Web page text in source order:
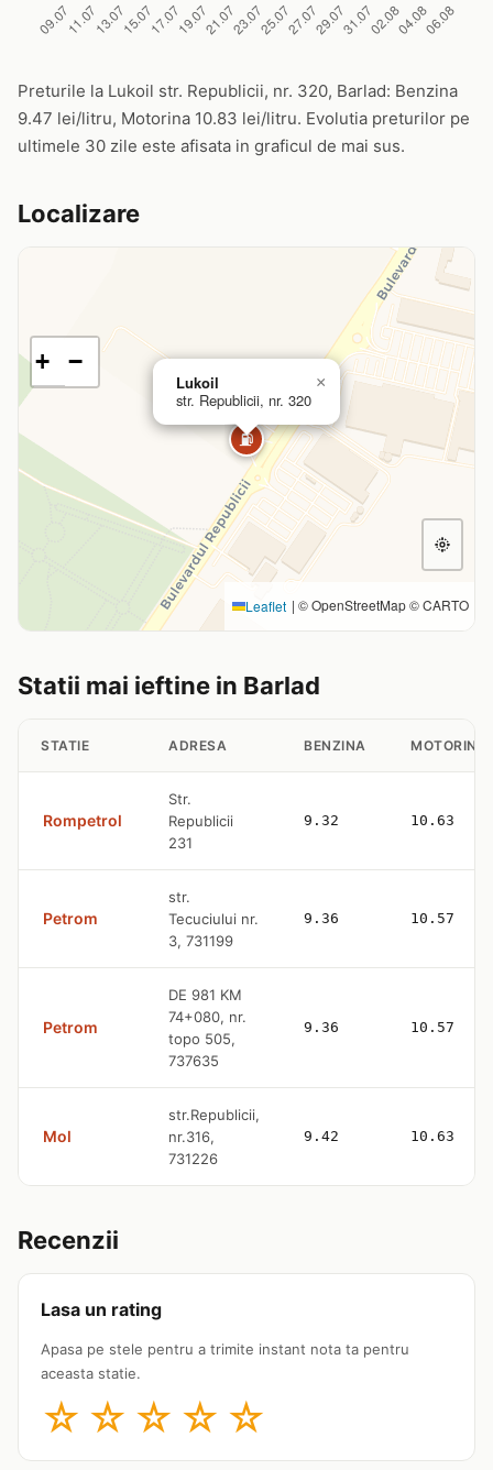
Preturile la Lukoil str. Republicii, nr. 320, Barlad: Benzina
9.47 lei/litru, Motorina 10.83 lei/litru. Evolutia preturilor pe
ultimele 30 zile este afisata in graficul de mai sus.
Localizare
⛽
Lukoil
str. Republicii, nr. 320
×
+ −
Leaflet | © OpenStreetMap © CARTO
Statii mai ieftine in Barlad
STATIE ADRESA BENZINA MOTORINA
Rompetrol
Str.
Republicii
231
9.32 10.63
Petrom
str.
Tecuciului nr.
3, 731199
9.36 10.57
Petrom
DE 981 KM
74+080, nr.
topo 505,
737635
9.36 10.57
Mol
str.Republicii,
nr.316,
731226
9.42 10.63
Recenzii
Lasa un rating
Apasa pe stele pentru a trimite instant nota ta pentru
aceasta statie.
☆ ☆ ☆ ☆ ☆